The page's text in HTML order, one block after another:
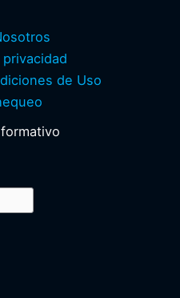
de Uso